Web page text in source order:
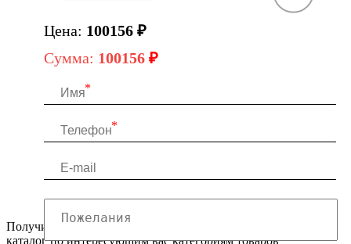
Цена: 100156 ₽
Сумма: 100156 ₽
Получите расчет по смете с экономией до 30%, или скачайте
каталог по интересующим вас категориям товаров